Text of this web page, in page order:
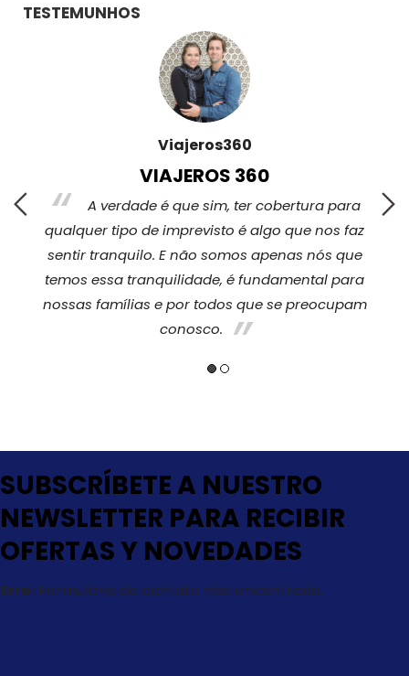
TESTEMUNHOS
Viajeros360
VIAJEROS 360
A verdade é que sim, ter cobertura para
qualquer tipo de imprevisto é algo que nos faz
sentir tranquilo. E não somos apenas nós que
temos essa tranquilidade, é fundamental para
nossas famílias e por todos que se preocupam
conosco.
SUBSCRÍBETE A NUESTRO
NEWSLETTER PARA RECIBIR
OFERTAS Y NOVEDADES
Erro: Formulário de contato não encontrado.